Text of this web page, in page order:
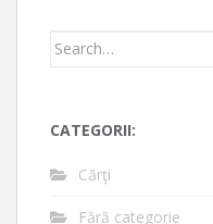
Search
CATEGORII:
Cărţi
Fără categorie